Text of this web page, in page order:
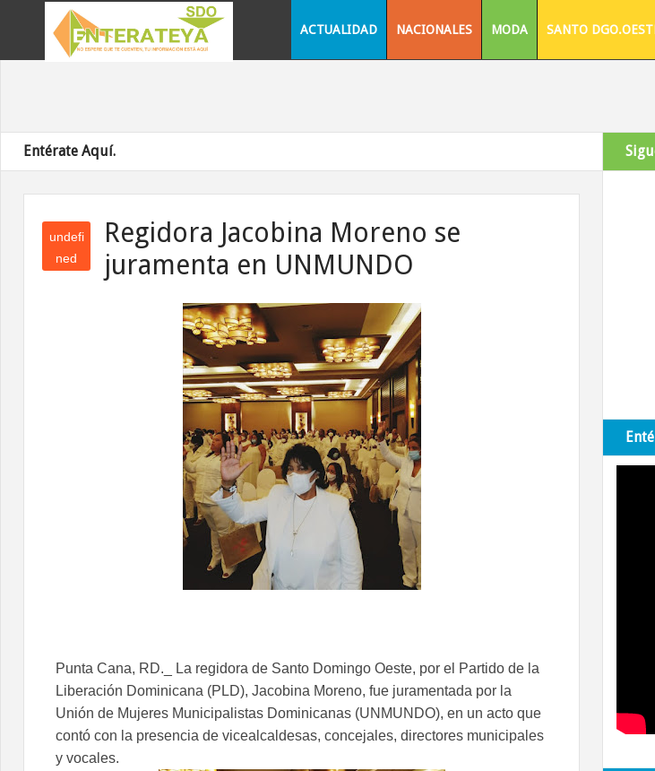
ACTUALIDAD NACIONALES MODA SANTO
Entérate Aquí.
undefi
ned
Regidora Jacobina Moreno se
juramenta en UNMUNDO
Punta Cana, RD._ La regidora de Santo Domingo Oeste, por el Partido de la
Liberación Dominicana (PLD), Jacobina Moreno, fue juramentada por la
Unión de Mujeres Municipalistas Dominicanas (UNMUNDO), en un acto que
contó con la presencia de vicealcaldesas, concejales, directores municipales
y vocales.